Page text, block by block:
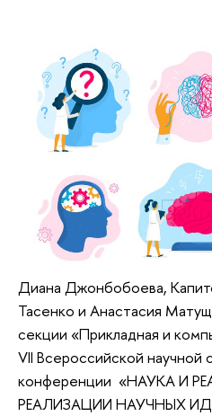
Диана Джонбобоева,
Тасенко и Анастасия
секции «Прикладная и
VII Всероссийской научной
конференции «НАУКА И
РЕАЛИЗАЦИИ НАУЧНЫХ